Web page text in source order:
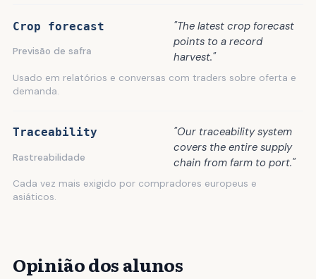
Crop forecast
Previsão de safra
"The latest crop forecast
points to a record
harvest."
Usado em relatórios e conversas com traders sobre oferta e
demanda.
Traceability
Rastreabilidade
"Our traceability system
covers the entire supply
chain from farm to port."
Cada vez mais exigido por compradores europeus e
asiáticos.
Opinião dos alunos